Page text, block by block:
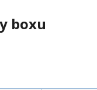
boxu